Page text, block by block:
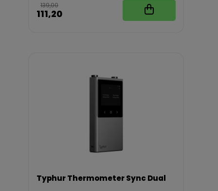
139,00
111,20
Typhur Thermometer Sync Dual